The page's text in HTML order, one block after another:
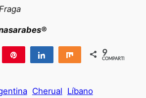
Twittear Compartir Compartir
9
COMPARTIR
Cherual Líbano